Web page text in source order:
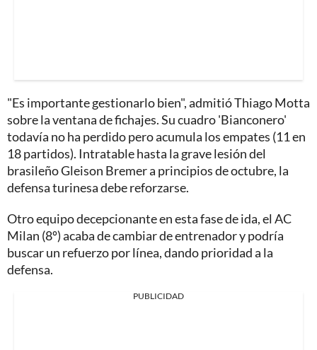
"Es importante gestionarlo bien", admitió Thiago Motta
sobre la ventana de fichajes. Su cuadro 'Bianconero'
todavía no ha perdido pero acumula los empates (11 en
18 partidos). Intratable hasta la grave lesión del
brasileño Gleison Bremer a principios de octubre, la
defensa turinesa debe reforzarse.
Otro equipo decepcionante en esta fase de ida, el AC
Milan (8º) acaba de cambiar de entrenador y podría
buscar un refuerzo por línea, dando prioridad a la
defensa.
PUBLICIDAD